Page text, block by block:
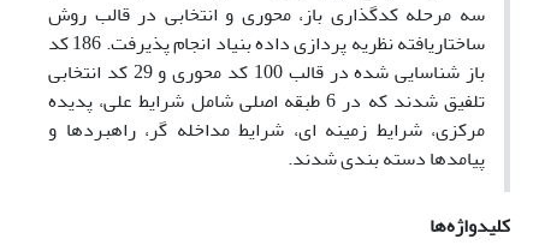
سه مرحله کدگذاری باز، محوری و انتخابی در قالب روش
ساختاریافته نظریه پردازی داده بنیاد انجام پذیرفت. 186 کد
باز شناسایی شده در قالب 100 کد محوری و 29 کد انتخابی
تلفیق شدند که در 6 طبقه اصلی شامل شرایط علی، پدیده
مرکزی، شرایط زمینه ای، شرایط مداخله گر، راهبردها و
پیامدها دسته بندی شدند.
کلیدواژه‌ها